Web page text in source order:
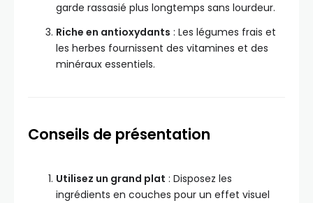
garde rassasié plus longtemps sans lourdeur.
Riche en antioxydants : Les légumes frais et
les herbes fournissent des vitamines et des
minéraux essentiels.
Conseils de présentation
Utilisez un grand plat : Disposez les
ingrédients en couches pour un effet visuel